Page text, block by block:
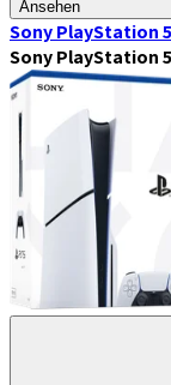
Ansehen
Sony PlayStation 5
Sony PlayStation 5